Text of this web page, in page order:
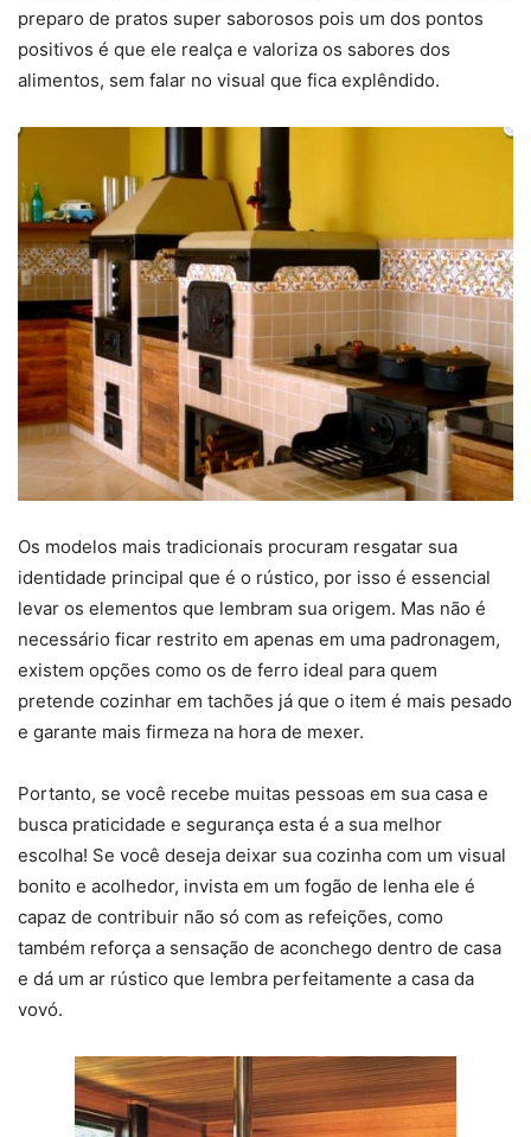
preparo de pratos super saborosos pois um dos pontos
positivos é que ele realça e valoriza os sabores dos
alimentos, sem falar no visual que fica explêndido.
Os modelos mais tradicionais procuram resgatar sua
identidade principal que é o rústico, por isso é essencial
levar os elementos que lembram sua origem. Mas não é
necessário ficar restrito em apenas em uma padronagem,
existem opções como os de ferro ideal para quem
pretende cozinhar em tachões já que o item é mais pesado
e garante mais firmeza na hora de mexer.
Portanto, se você recebe muitas pessoas em sua casa e
busca praticidade e segurança esta é a sua melhor
escolha! Se você deseja deixar sua cozinha com um visual
bonito e acolhedor, invista em um fogão de lenha ele é
capaz de contribuir não só com as refeições, como
também reforça a sensação de aconchego dentro de casa
e dá um ar rústico que lembra perfeitamente a casa da
vovó.